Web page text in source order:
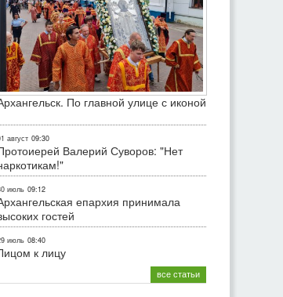
По главной улице с иконой
август 09:30
Валерий Суворов: "Нет
июль 09:12
епархия принимала
гостей
июль 08:40
к лицу
все статьи